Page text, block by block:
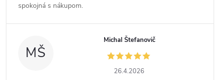
spokojná s nákupom.
MŠ
Michal Štefanovič
26.4.2026